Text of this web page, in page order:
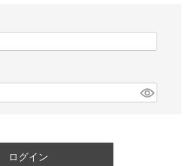
ログイン